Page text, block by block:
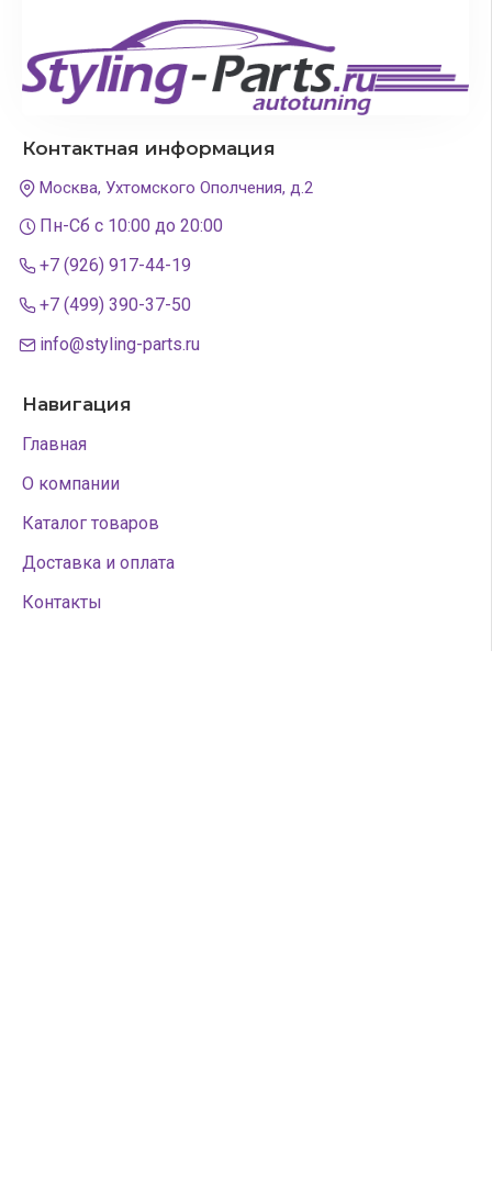
Контактная информация
Москва, Ухтомского Ополчения, д.2
Пн-Сб с 10:00 до 20:00
+7 (926) 917-44-19
+7 (499) 390-37-50
info@styling-parts.ru
Навигация
Главная
О компании
Каталог товаров
Доставка и оплата
Контакты